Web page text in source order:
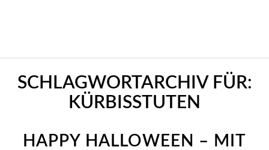
SCHLAGWORTARCHIV FÜR:
KÜRBISSTUTEN
HAPPY HALLOWEEN – MIT